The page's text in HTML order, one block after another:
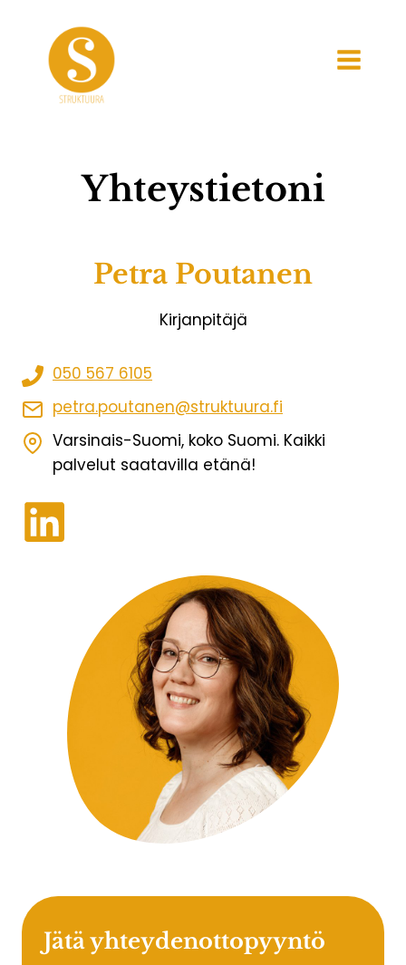
sisältöön
Yhteystietoni
Petra Poutanen
Kirjanpitäjä
050 567 6105
petra.poutanen@struktuura.fi
Varsinais-Suomi, koko Suomi. Kaikki
palvelut saatavilla etänä!
Jätä yhteydenottopyyntö